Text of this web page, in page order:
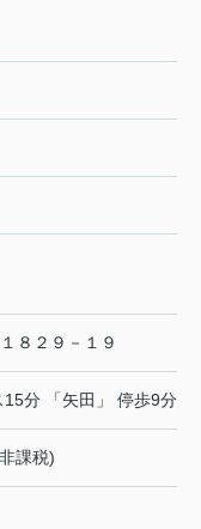
１８２９－１９
15分 「矢田」 停歩9分
課税)